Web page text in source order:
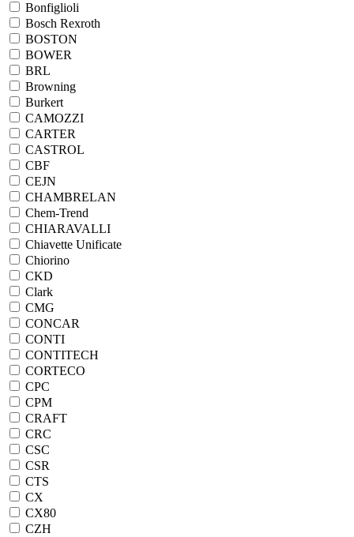
Bonfiglioli
Bosch Rexroth
BOSTON
BOWER
BRL
Browning
Burkert
CAMOZZI
CARTER
CASTROL
CBF
CEJN
CHAMBRELAN
Chem-Trend
CHIARAVALLI
Chiavette Unificate
Chiorino
CKD
Clark
CMG
CONCAR
CONTI
CONTITECH
CORTECO
CPC
CPM
CRAFT
CRC
CSC
CSR
CTS
CX
CX80
CZH